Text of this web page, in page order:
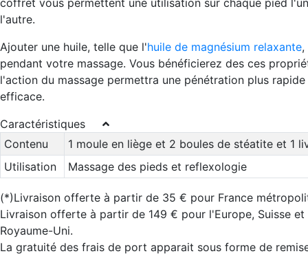
coffret vous permettent une utilisation sur chaque pied
l'autre.
Ajouter une huile, telle que l'huile de magnésium relaxante,
pendant votre massage. Vous bénéficierez des ces
l'action du massage permettra une pénétration plus
efficace.
Caractéristiques
Contenu
1 moule en liège et 2 boules de stéatite et 1
Utilisation
Massage des pieds et reflexologie
(*)Livraison offerte à partir de 35 € pour France
Livraison offerte à partir de 149 € pour l'Europe, Suisse et
Royaume-Uni.
La gratuité des frais de port apparait sous forme de